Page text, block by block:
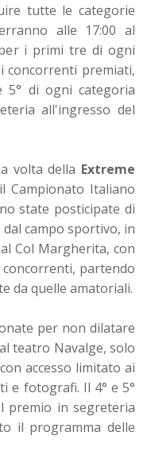
tutte le categorie
alle 17:00 al
i primi tre di ogni
concorrenti premiati,
di ogni categoria
all'ingresso del
volta della Extreme
Campionato Italiano
state posticipate di
campo sportivo, in
Col Margherita, con
partendo
da quelle amatoriali.
per non dilatare
teatro Navalge, solo
accesso limitato ai
e fotografi. Il 4° e 5°
premio in segreteria
il programma delle